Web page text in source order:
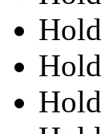
Hold
Hold
Hold